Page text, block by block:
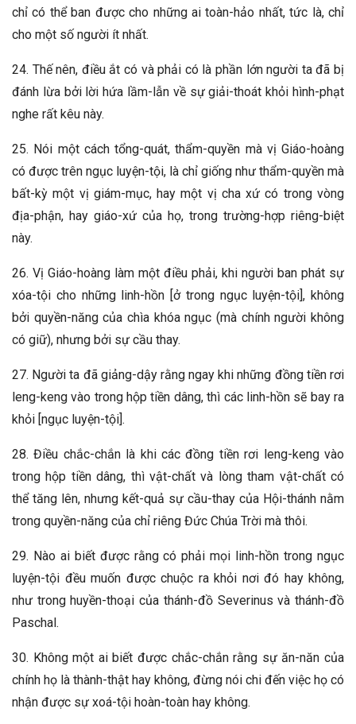
chỉ có thể ban được cho những ai toàn-hảo nhất, tức là, chỉ
cho một số người ít nhất.
24. Thế nên, điều ắt có và phải có là phần lớn người ta đã bị
đánh lừa bởi lời hứa lầm-lẫn về sự giải-thoát khỏi hình-phạt
nghe rất kêu này.
25. Nói một cách tổng-quát, thẩm-quyền mà vị Giáo-hoàng
có được trên ngục luyện-tội, là chỉ giống như thẩm-quyền mà
bất-kỳ một vị giám-mục, hay một vị cha xứ có trong vòng
địa-phận, hay giáo-xứ của họ, trong trường-hợp riêng-biệt
này.
26. Vị Giáo-hoàng làm một điều phải, khi người ban phát sự
xóa-tội cho những linh-hồn [ở trong ngục luyện-tội], không
bởi quyền-năng của chìa khóa ngục (mà chính người không
có giữ), nhưng bởi sự cầu thay.
27. Người ta đã giảng-dậy rằng ngay khi những đồng tiền rơi
leng-keng vào trong hộp tiền dâng, thì các linh-hồn sẽ bay ra
khỏi [ngục luyện-tội].
28. Điều chắc-chắn là khi các đồng tiền rơi leng-keng vào
trong hộp tiền dâng, thì vật-chất và lòng tham vật-chất có
thể tăng lên, nhưng kết-quả sự cầu-thay của Hội-thánh nằm
trong quyền-năng của chỉ riêng Đức Chúa Trời mà thôi.
29. Nào ai biết được rằng có phải mọi linh-hồn trong ngục
luyện-tội đều muốn được chuộc ra khỏi nơi đó hay không,
như trong huyền-thoại của thánh-đồ Severinus và thánh-đồ
Paschal.
30. Không một ai biết được chắc-chắn rằng sự ăn-năn của
chính họ là thành-thật hay không, đừng nói chi đến việc họ có
nhận được sự xoá-tội hoàn-toàn hay không.